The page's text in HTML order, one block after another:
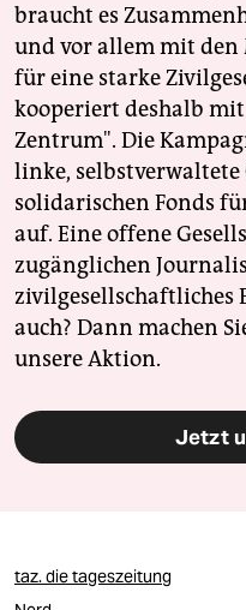
braucht es
und vor allem mit den
für eine starke
kooperiert deshalb
Zentrum". Die
linke,
solidarischen Fonds
auf. Eine offene
zugänglichen
zivilgesellschaftliches
auch? Dann machen
unsere Aktion.
Jetzt
taz. die tageszeitung